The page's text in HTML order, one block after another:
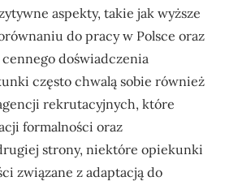
aspekty, takie jak wyższe
do pracy w Polsce oraz
doświadczenia
często chwalą sobie również
rekrutacyjnych, które
formalności oraz
strony, niektóre opiekunki
związane z adaptacją do